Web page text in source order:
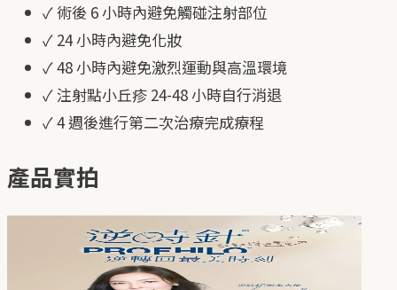
✓術後 6 小時內避免觸碰注射部位
✓ 24 小時內避免化妝
✓48 小時內避免激烈運動與高溫環境
✓注射點小丘疹 24-48 小時自行消退
✓4 週後進行第二次治療完成療程
產品實拍